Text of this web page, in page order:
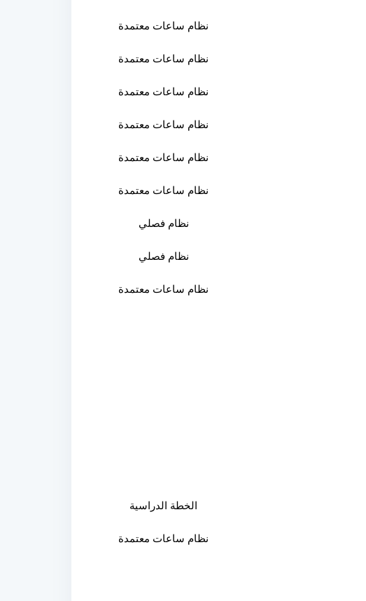
نظام ساعات معتمدة
نظام ساعات معتمدة
نظام ساعات معتمدة
نظام ساعات معتمدة
نظام ساعات معتمدة
نظام ساعات معتمدة
نظام فصلي
نظام فصلي
نظام ساعات معتمدة
الخطة الدراسية
نظام ساعات معتمدة